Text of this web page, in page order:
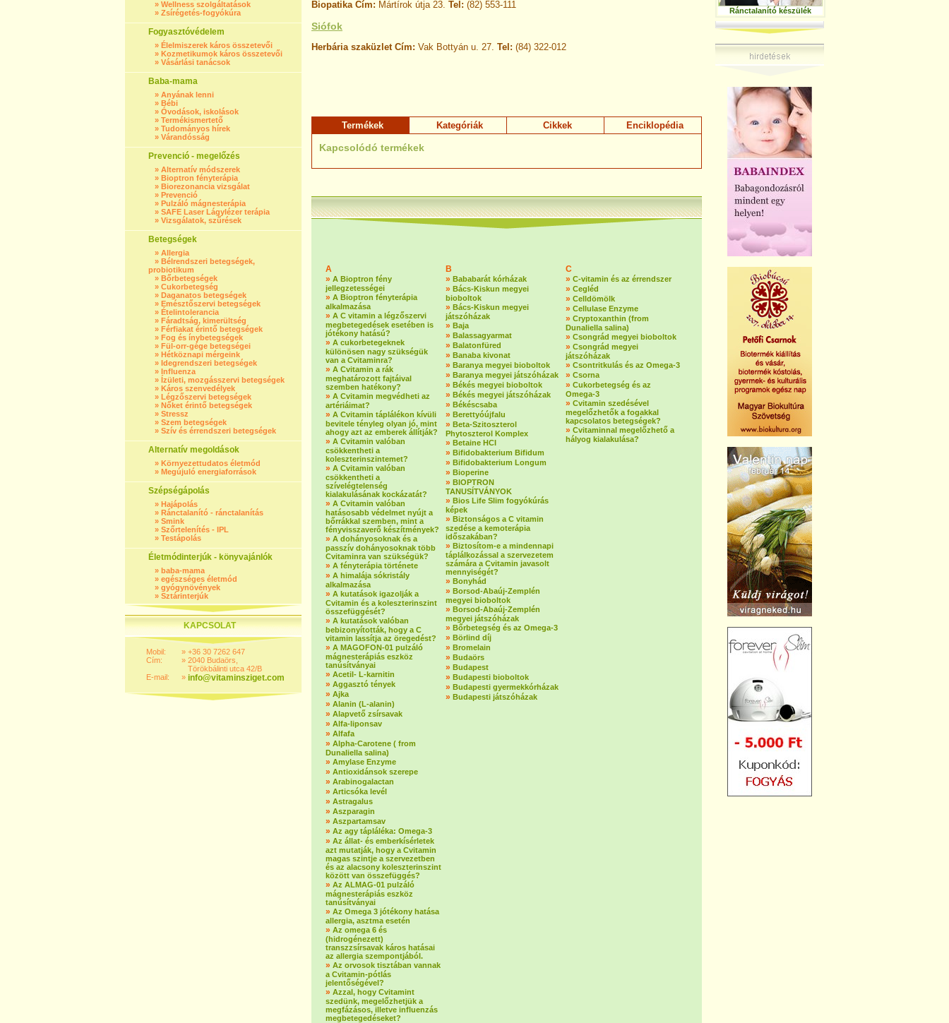
» Wellness szolgáltatások
» Zsírégetés-fogyókúra
Fogyasztóvédelem
» Élelmiszerek káros összetevői
» Kozmetikumok káros összetevői
» Vásárlási tanácsok
Baba-mama
» Anyának lenni
» Bébi
» Óvodások, iskolások
» Termékismertető
» Tudományos hírek
» Várandósság
Prevenció - megelőzés
» Alternatív módszerek
» Bioptron fényterápia
» Biorezonancia vizsgálat
» Prevenció
» Pulzáló mágnesterápia
» SAFE Laser Lágylézer terápia
» Vizsgálatok, szűrések
Betegségek
» Allergia
» Bélrendszeri betegségek,
probiotikum
» Bőrbetegségek
» Cukorbetegség
» Daganatos betegségek
» Emésztőszervi betegségek
» Ételintolerancia
» Fáradtság, kimerültség
» Férfiakat érintő betegségek
» Fog és ínybetegségek
» Fül-orr-gége betegségei
» Hétköznapi mérgeink
» Idegrendszeri betegségek
» Influenza
» Ízületi, mozgásszervi betegségek
» Káros szenvedélyek
» Légzőszervi betegségek
» Nőket érintő betegségek
» Stressz
» Szem betegségek
» Szív és érrendszeri betegségek
Alternatív megoldások
» Környezettudatos életmód
» Megújuló energiaforrások
Szépségápolás
» Hajápolás
» Ránctalanító - ránctalanítás
» Smink
» Szőrtelenítés - IPL
» Testápolás
Életmódinterjúk - könyvajánlók
» baba-mama
» egészséges életmód
» gyógynövények
» Sztárinterjúk
KAPCSOLAT
Mobil:
Cím:
E-mail:
»
»
»
+36 30 7262 647
2040 Budaörs,
Törökbálinti utca 42/B
info@vitaminsziget.com
Biopatika Cím: Mártírok útja 23. Tel: (82) 553-111
Siófok
Herbária szaküzlet Cím: Vak Bottyán u. 27. Tel: (84) 322-012
Termékek Kategóriák Cikkek Enciklopédia
Kapcsolódó termékek
A
» A Bioptron fény
jellegzetességei
» A Bioptron fényterápia
alkalmazása
» A C vitamin a légzőszervi
megbetegedések esetében is
jótékony hatású?
» A cukorbetegeknek
különösen nagy szükségük
van a Cvitaminra?
» A Cvitamin a rák
meghatározott fajtáival
szemben hatékony?
» A Cvitamin megvédheti az
artériáimat?
» A Cvitamin táplálékon kívüli
bevitele tényleg olyan jó, mint
ahogy azt az emberek állítják?
» A Cvitamin valóban
csökkentheti a
koleszterinszintemet?
» A Cvitamin valóban
csökkentheti a
szívelégtelenség
kialakulásának kockázatát?
» A Cvitamin valóban
hatásosabb védelmet nyújt a
bőrrákkal szemben, mint a
fényvisszaverő készítmények?
» A dohányosoknak és a
passzív dohányosoknak több
Cvitaminra van szükségük?
» A fényterápia története
» A himalája sókristály
alkalmazása
» A kutatások igazolják a
Cvitamin és a koleszterinszint
összefüggését?
» A kutatások valóban
bebizonyították, hogy a C
vitamin lassítja az öregedést?
» A MAGOFON-01 pulzáló
mágnesterápiás eszköz
tanúsítványai
» Acetil- L-karnitin
» Aggasztó tények
» Ajka
» Alanin (L-alanin)
» Alapvető zsírsavak
» Alfa-liponsav
» Alfafa
» Alpha-Carotene ( from
Dunaliella salina)
» Amylase Enzyme
» Antioxidánsok szerepe
» Arabinogalactan
» Articsóka levél
» Astragalus
» Aszparagin
» Aszpartamsav
» Az agy tápláléka: Omega-3
» Az állat- és emberkísérletek
azt mutatják, hogy a Cvitamin
magas szintje a szervezetben
és az alacsony koleszterinszint
között van összefüggés?
» Az ALMAG-01 pulzáló
mágnesterápiás eszköz
tanúsítványai
» Az Omega 3 jótékony hatása
allergia, asztma esetén
» Az omega 6 és
(hidrogénezett)
transzzsírsavak káros hatásai
az allergia szempontjából.
» Az orvosok tisztában vannak
a Cvitamin-pótlás
jelentőségével?
» Azzal, hogy Cvitamint
szedünk, megelőzhetjük a
megfázásos, illetve influenzás
megbetegedéseket?
B
» Bababarát kórházak
» Bács-Kiskun megyei
bioboltok
» Bács-Kiskun megyei
játszóházak
» Baja
» Balassagyarmat
» Balatonfüred
» Banaba kivonat
» Baranya megyei bioboltok
» Baranya megyei játszóházak
» Békés megyei bioboltok
» Békés megyei játszóházak
» Békéscsaba
» Berettyóújfalu
» Beta-Szitoszterol
Phytoszterol Komplex
» Betaine HCI
» Bifidobakterium Bifidum
» Bifidobakterium Longum
» Bioperine
» BIOPTRON
TANUSÍTVÁNYOK
» Bios Life Slim fogyókúrás
képek
» Biztonságos a C vitamin
szedése a kemoterápia
időszakában?
» Biztosítom-e a mindennapi
táplálkozással a szervezetem
számára a Cvitamin javasolt
mennyiségét?
» Bonyhád
» Borsod-Abaúj-Zemplén
megyei bioboltok
» Borsod-Abaúj-Zemplén
megyei játszóházak
» Bőrbetegség és az Omega-3
» Börlind díj
» Bromelain
» Budaörs
» Budapest
» Budapesti bioboltok
» Budapesti gyermekkórházak
» Budapesti játszóházak
C
» C-vitamin és az érrendszer
» Cegléd
» Celldömölk
» Cellulase Enzyme
» Cryptoxanthin (from
Dunaliella salina)
» Csongrád megyei bioboltok
» Csongrád megyei
játszóházak
» Csontritkulás és az Omega-3
» Csorna
» Cukorbetegség és az
Omega-3
» Cvitamin szedésével
megelőzhetők a fogakkal
kapcsolatos betegségek?
» Cvitaminnal megelőzhető a
hályog kialakulása?
Ránctalanító készülék